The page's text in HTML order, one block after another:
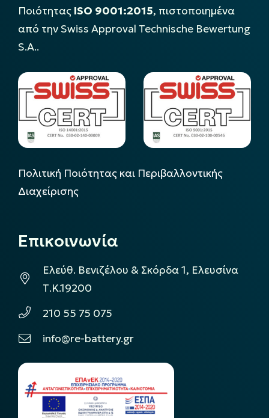
Ποιότητας ISO 9001:2015, πιστοποιημένα
από την Swiss Approval Technische Bewertung
S.A..
Πολιτική Ποιότητας και Περιβαλλοντικής
Διαχείρισης
Επικοινωνία
Ελεύθ. Βενιζέλου & Σκόρδα 1, Ελευσίνα
Τ.Κ.19200
210 55 75 075
info@re-battery.gr